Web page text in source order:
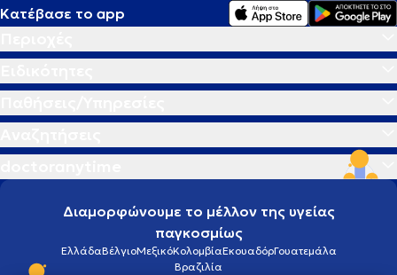
Κατέβασε το app
Διαμορφώνουμε το μέλλον της υγείας
παγκοσμίως
ΕλλάδαΒέλγιοΜεξικόΚολομβίαΕκουαδόρΓουατεμάλα
Βραζιλία